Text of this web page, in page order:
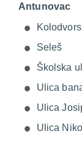
Antunovac
Seleš
Školska
Ulica
Ulica
Ulica